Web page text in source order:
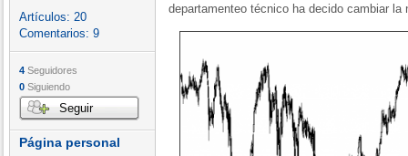
Artículos: 20
Comentarios: 9
4 Seguidores
0 Siguiendo
Seguir
Página personal
departamenteo técnico ha decido cambiar la